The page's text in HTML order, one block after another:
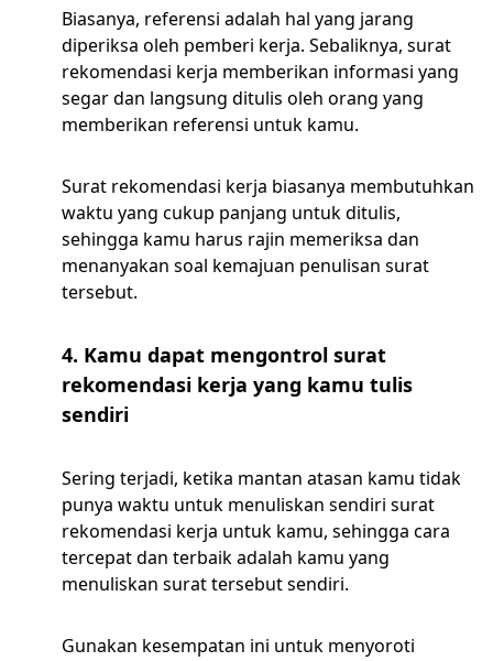
Biasanya, referensi adalah hal yang jarang
diperiksa oleh pemberi kerja. Sebaliknya, surat
rekomendasi kerja memberikan informasi yang
segar dan langsung ditulis oleh orang yang
memberikan referensi untuk kamu.
Surat rekomendasi kerja biasanya membutuhkan
waktu yang cukup panjang untuk ditulis,
sehingga kamu harus rajin memeriksa dan
menanyakan soal kemajuan penulisan surat
tersebut.
4. Kamu dapat mengontrol surat
rekomendasi kerja yang kamu tulis
sendiri
Sering terjadi, ketika mantan atasan kamu tidak
punya waktu untuk menuliskan sendiri surat
rekomendasi kerja untuk kamu, sehingga cara
tercepat dan terbaik adalah kamu yang
menuliskan surat tersebut sendiri.
Gunakan kesempatan ini untuk menyoroti